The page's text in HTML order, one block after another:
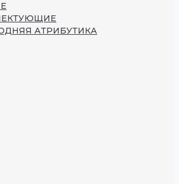
АТРИБУТИКА